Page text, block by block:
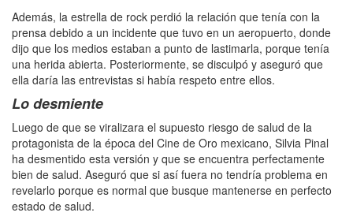
Además, la estrella de rock perdió la relación que tenía con la
prensa debido a un incidente que tuvo en un aeropuerto, donde
dijo que los medios estaban a punto de lastimarla, porque tenía
una herida abierta. Posteriormente, se disculpó y aseguró que
ella daría las entrevistas si había respeto entre ellos.
Lo desmiente
Luego de que se viralizara el supuesto riesgo de salud de la
protagonista de la época del Cine de Oro mexicano, Silvia Pinal
ha desmentido esta versión y que se encuentra perfectamente
bien de salud. Aseguró que si así fuera no tendría problema en
revelarlo porque es normal que busque mantenerse en perfecto
estado de salud.